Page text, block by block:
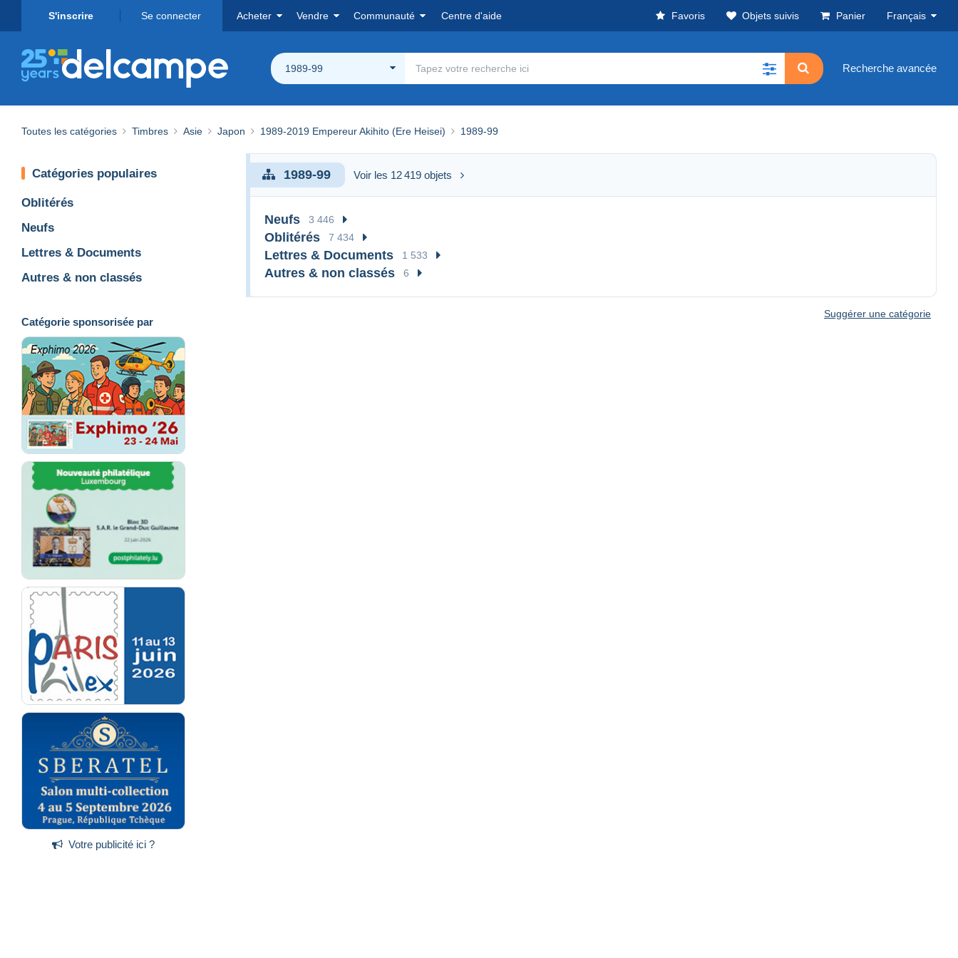
S'inscrire Se connecter Acheter Vendre Communauté Centre d'aide Favoris Objets suivis Panier Français
1989-99 Recherche avancée
Toutes les catégories Timbres Asie Japon 1989-2019 Empereur Akihito (Ere Heisei) 1989-99
Catégories populaires
Oblitérés
Neufs
Lettres & Documents
Autres & non classés
Catégorie sponsorisée par
Votre publicité ici ?
1989-99 Voir les 12 419 objets
Neufs 3 446
Oblitérés 7 434
Lettres & Documents 1 533
Autres & non classés 6
Suggérer une catégorie